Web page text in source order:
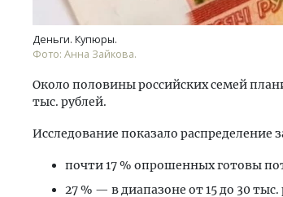
Деньги. Купюры.
Фото: Анна Зайкова.
Около половины российских семей
тыс. рублей.
Исследование показало распределение
почти 17 % опрошенных готовы
27 % — в диапазоне от 15 до 30 тыс.
земли. Мощение крупноформатными
стандартом благоустройства